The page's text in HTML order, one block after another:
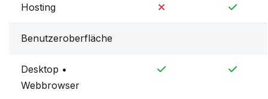
Hosting
Benutzeroberfläche
Desktop •
Webbrowser